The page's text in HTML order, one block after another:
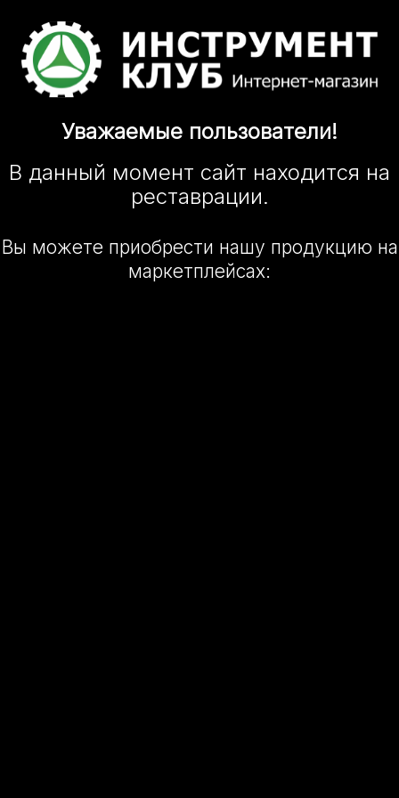
Уважаемые пользователи!
В данный момент сайт находится на
реставрации.
Вы можете приобрести нашу продукцию на
маркетплейсах: